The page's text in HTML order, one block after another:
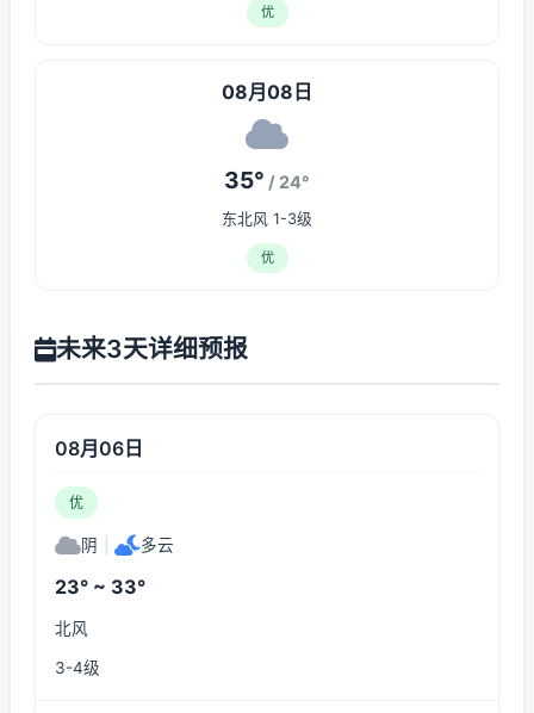
优
08月08日
35° / 24°
东北风 1-3级
优
未来3天详细预报
08月06日
优
阴 多云
23° ~ 33°
北风
3-4级